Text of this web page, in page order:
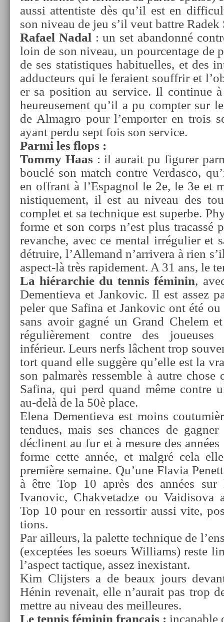
aussi at­tentis­te dès qu’il est en
son niveau de jeu s’il veut battre Radek
Rafael Nadal : un set ab­an­donné
loin de son niveau, un pour­centage de
de ses statis­tiques habituel­les, et des
ad­ducteurs qui le feraient souffrir et
er sa posi­tion au ser­vice. Il con­tinue
heureuse­ment qu’il a pu com­pt­er sur
de Al­mag­ro pour l’em­port­er en trois
ayant perdu sept fois son ser­vice.
Parmi les flops :
Tommy Haas : il aurait pu figur­er
bouclé son match con­tre Ver­dasco,
en of­frant à l’Es­pagnol le 2e, le 3e et
nistique­ment, il est au niveau des
com­plet et sa tech­nique est super­be.
forme et son corps n’est plus tracassé
re­vanche, avec ce ment­al ir­réguli­er et
détruire, l’Al­lemand n’ar­rivera à rien
aspect-là très rapide­ment. A 31 ans, le
La hié­rarchie du ten­nis féminin,
De­men­tieva et Jan­kovic. Il est assez
pel­er que Safina et Jan­kovic ont été
sans avoir gagné un Grand Chelem
réguliè­re­ment con­tre des
inférieur. Leurs nerfs lâchent trop
tort quand elle suggère qu’elle est la
son pal­marès re­ssemble à autre
Safina, qui perd quand même con­tre
au-delà de la 50è place.
Elena De­men­tieva est moins
tendues, mais ses chan­ces de
déclinent au fur et à mesure des
forme cette année, et malgré cela
première semaine. Qu’une Flavia
à être Top 10 après des années
Ivanovic, Chak­vetad­ze ou Vaidisova
Top 10 pour en re­ssor­tir aussi vite,
tions.
Par ail­leurs, la palet­te tech­nique de
(ex­ceptées les soeurs Wil­liams) reste
l’as­pect tac­tique, assez in­exis­tant.
Kim Clijst­ers a de beaux jours
Hénin re­venait, elle n’aurait pas trop
mettre au niveau des meil­leures.
Le ten­nis féminin français : in­cap­able